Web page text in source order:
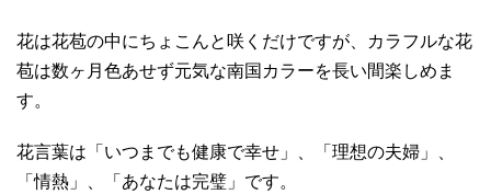
花は花苞の中にちょこんと咲くだけですが、カラフルな花
苞は数ヶ月色あせず元気な南国カラーを長い間楽しめま
す。
花言葉は「いつまでも健康で幸せ」、「理想の夫婦」、
「情熱」、「あなたは完璧」です。